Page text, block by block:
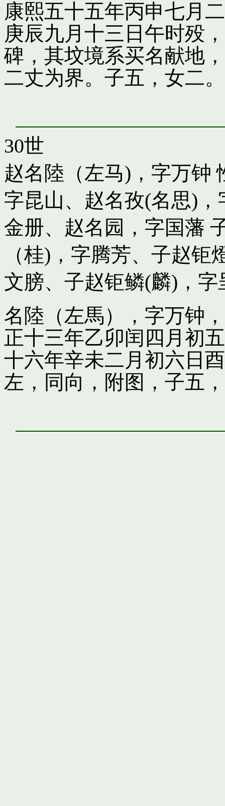
康熙五十五年丙申七月
庚辰九月十三日午时殁
碑，其坟境系买名献地
二丈为界。子五，女二。
30世
赵名陸（左马)，字万钟
字昆山、 赵名孜(名思)，
金册、 赵名园，字国藩
（桂)，字腾芳、子赵钜
文膀、子赵钜鳞(麟)，字
名陸（左馬），字万钟
正十三年乙卯闰四月初
十六年辛未二月初六日
左，同向，附图，子五